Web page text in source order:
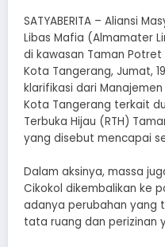
SATYABERITA – Aliansi
Libas Mafia (Almamater
di kawasan Taman
Kota Tangerang, Jumat,
klarifikasi dari
Kota Tangerang terkait
Terbuka Hijau (RTH)
yang disebut mencapai
Dalam aksinya, massa
Cikokol dikembalikan ke
adanya perubahan yang
tata ruang dan perizinan